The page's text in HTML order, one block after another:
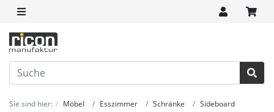
Sie sind hier: Möbel Esszimmer Schränke Sideboard